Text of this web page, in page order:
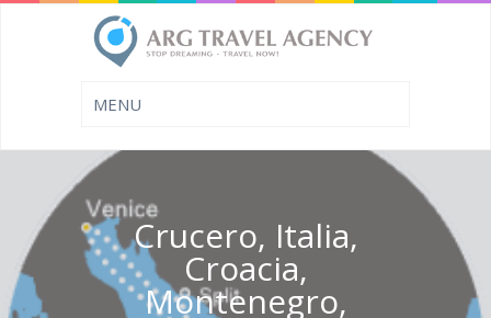
Crucero, Italia,
Croacia,
Montenegro,